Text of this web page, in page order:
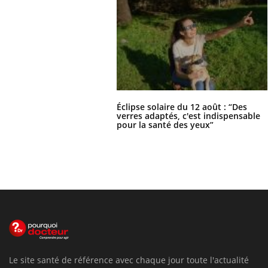
Éclipse solaire du 12 août : “Des
verres adaptés, c'est indispensable
pour la santé des yeux”
Le site santé de référence avec chaque jour toute l'actualité